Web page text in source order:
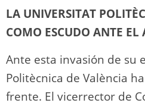
LA UNIVERSITAT
COMO ESCUDO ANTE EL
Ante esta invasión de su
Politècnica de València
frente. El vicerrector de